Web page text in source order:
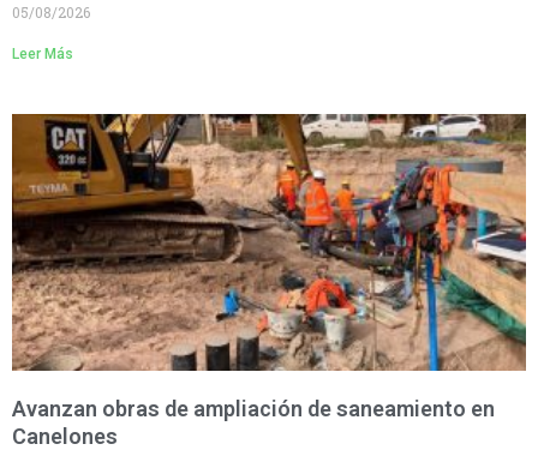
05/08/2026
Leer Más
Avanzan obras de ampliación de saneamiento en
Canelones